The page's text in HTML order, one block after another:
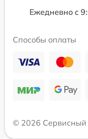
Ежедневно с
Способы оплаты
© 2026 Сервисный